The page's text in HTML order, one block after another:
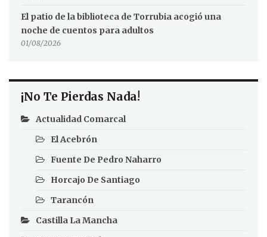
El patio de la biblioteca de Torrubia acogió una
noche de cuentos para adultos
01/08/2026
¡No Te Pierdas Nada!
Actualidad Comarcal
El Acebrón
Fuente De Pedro Naharro
Horcajo De Santiago
Tarancón
Castilla La Mancha